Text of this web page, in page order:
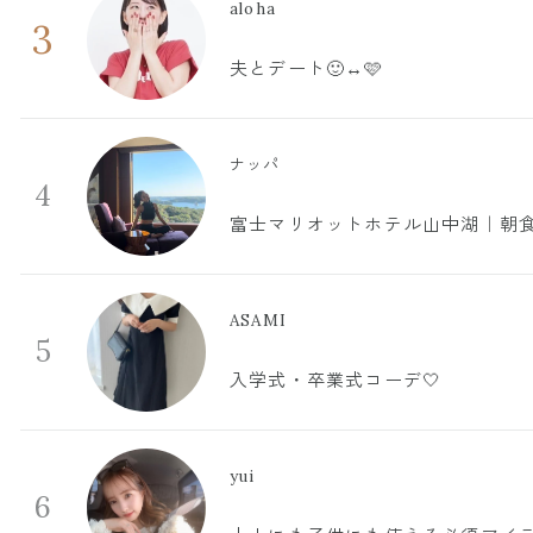
3
aloha
夫とデート🙂‍↔️🩷
4
ナッパ
富士マリオットホテル山中湖｜朝
5
ASAMI
入学式・卒業式コーデ🤍
6
yui